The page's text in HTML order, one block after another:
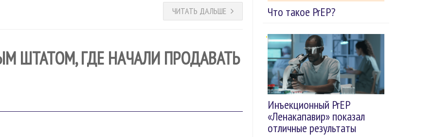
Что такое PrEP?
Инъекционный PrEP
«Ленакапавир» показал
отличные результаты
ЧИТАТЬ ДАЛЬШЕ
ШТАТОМ, ГДЕ НАЧАЛИ ПРОДАВАТЬ